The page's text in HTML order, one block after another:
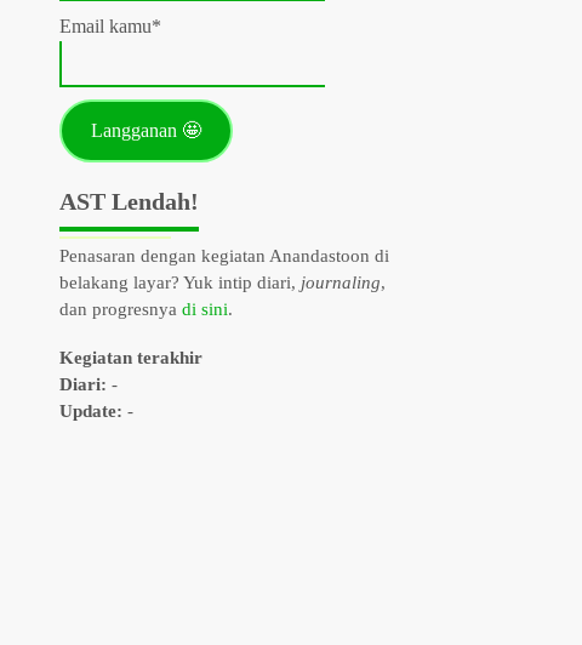
Email kamu*
AST Lendah!
Penasaran dengan kegiatan Anandastoon di
belakang layar? Yuk intip diari, journaling,
dan progresnyadi sini.
Kegiatan terakhir
Diari:-
Update:-